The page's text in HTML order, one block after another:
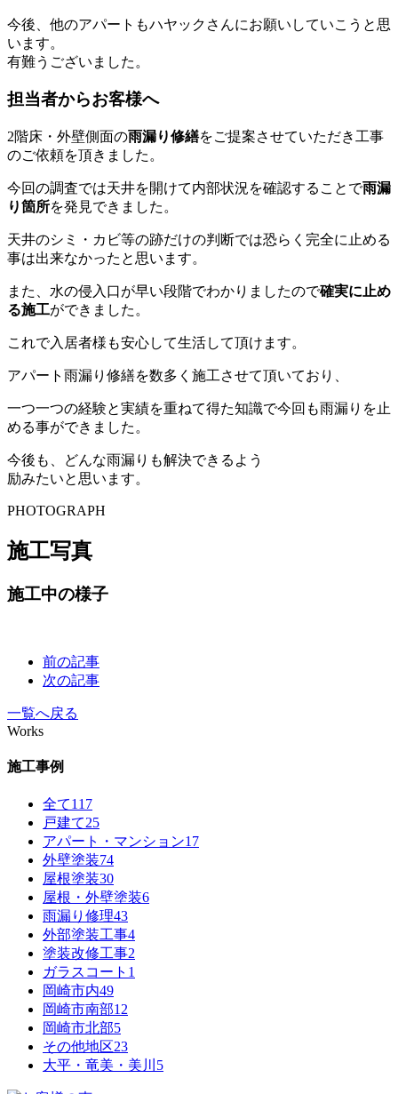
今後、他のアパートもハヤックさんにお願いしていこうと思
います。
有難うございました。
担当者からお客様へ
2階床・外壁側面の雨漏り修繕をご提案させていただき工事
のご依頼を頂きました。
今回の調査では天井を開けて内部状況を確認することで雨漏
り箇所を発見できました。
天井のシミ・カビ等の跡だけの判断では恐らく完全に止める
事は出来なかったと思います。
また、水の侵入口が早い段階でわかりましたので確実に止め
る施工ができました。
これで入居者様も安心して生活して頂けます。
アパート雨漏り修繕を数多く施工させて頂いており、
一つ一つの経験と実績を重ねて得た知識で今回も雨漏りを止
める事ができました。
今後も、どんな雨漏りも解決できるよう
励みたいと思います。
PHOTOGRAPH
施工写真
施工中の様子
前の記事
次の記事
一覧へ戻る
Works
施工事例
全て117
戸建て25
アパート・マンション17
外壁塗装74
屋根塗装30
屋根・外壁塗装6
雨漏り修理43
外部塗装工事4
塗装改修工事2
ガラスコート 1
岡崎市内49
岡崎市南部12
岡崎市北部5
その他地区23
大平・竜美・美川 5